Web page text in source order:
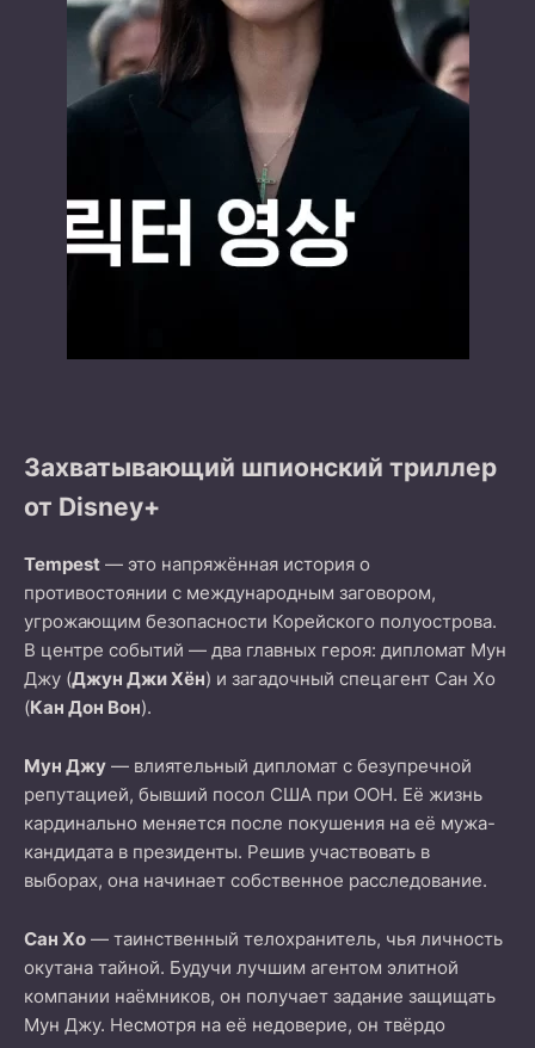
Захватывающий шпионский триллер
от Disney+
Tempest — это напряжённая история о
противостоянии с международным заговором,
угрожающим безопасности Корейского полуострова.
В центре событий — два главных героя: дипломат Мун
Джу (Джун Джи Хён) и загадочный спецагент Сан Хо
(Кан Дон Вон).
Мун Джу — влиятельный дипломат с безупречной
репутацией, бывший посол США при ООН. Её жизнь
кардинально меняется после покушения на её мужа-
кандидата в президенты. Решив участвовать в
выборах, она начинает собственное расследование.
Сан Хо — таинственный телохранитель, чья личность
окутана тайной. Будучи лучшим агентом элитной
компании наёмников, он получает задание защищать
Мун Джу. Несмотря на её недоверие, он твёрдо